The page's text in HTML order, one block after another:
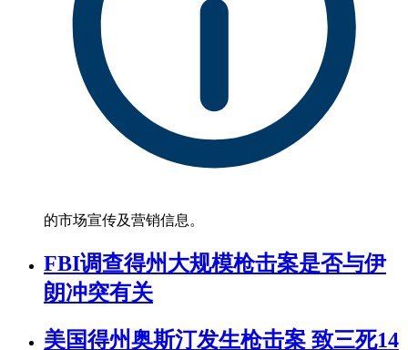
的市场宣传及营销信息。
FBI调查得州大规模枪击案是否与伊
朗冲突有关
美国得州奥斯汀发生枪击案 致三死14